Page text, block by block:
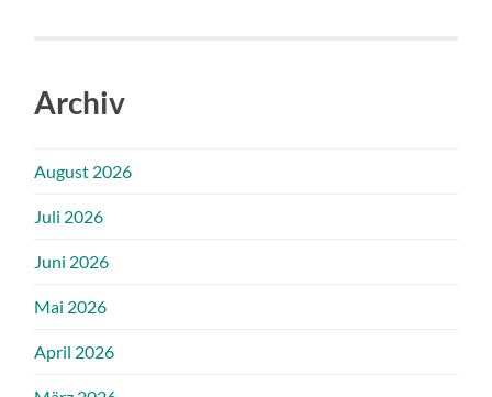
Archiv
August 2026
Juli 2026
Juni 2026
Mai 2026
April 2026